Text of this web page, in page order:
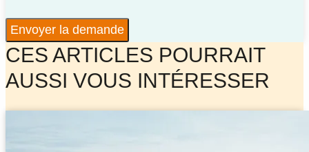
Envoyer la demande
CES ARTICLES POURRAIT
AUSSI VOUS INTÉRESSER